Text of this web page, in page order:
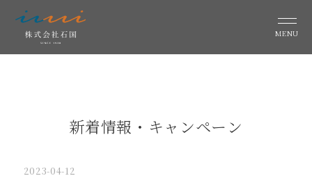
MENU
新着情報・キャンペーン
2023-04-12